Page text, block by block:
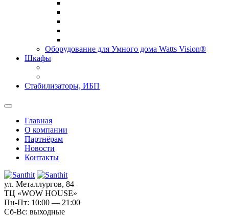
Оборудование для Умного дома Watts Vision®
Шкафы
Стабилизаторы, ИБП
Главная
О компании
Партнёрам
Новости
Контакты
ул. Металлургов, 84
ТЦ «WOW HOUSE»
Пн-Пт: 10:00 — 21:00
Сб-Вс: выходные